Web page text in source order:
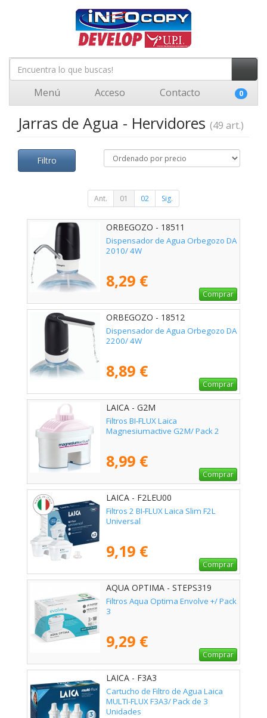
Menú Acceso Contacto 0
Jarras de Agua - Hervidores (49 art.)
Filtro
Ant. 01 02 Sig.
ORBEGOZO - 18511
Dispensador de Agua Orbegozo DA
2010/ 4W
8,29 €
Comprar
ORBEGOZO - 18512
Dispensador de Agua Orbegozo DA
2200/ 4W
8,89 €
Comprar
LAICA - G2M
Filtros BI-FLUX Laica
Magnesiumactive G2M/ Pack 2
8,99 €
Comprar
LAICA - F2LEU00
Filtros 2 BI-FLUX Laica Slim F2L
Universal
9,19 €
Comprar
AQUA OPTIMA - STEPS319
Filtros Aqua Optima Envolve +/ Pack
3
9,29 €
Comprar
LAICA - F3A3
Cartucho de Filtro de Agua Laica
MULTI-FLUX F3A3/ Pack de 3
Unidades